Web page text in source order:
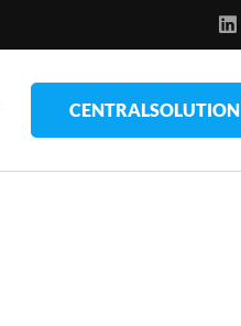
CENTRALSOLUTION